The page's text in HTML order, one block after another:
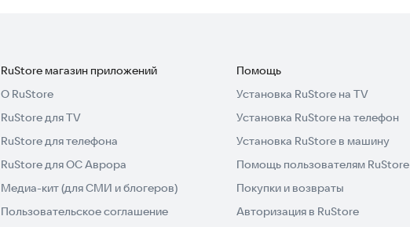
RuStore магазин приложений
О RuStore
RuStore для TV
RuStore для телефона
RuStore для ОС Аврора
Медиа-кит (для СМИ и блогеров)
Пользовательское соглашение
Помощь
Установка RuStore на TV
Установка RuStore на телефон
Установка RuStore в машину
Помощь пользователям RuStore
Покупки и возвраты
Авторизация в RuStore